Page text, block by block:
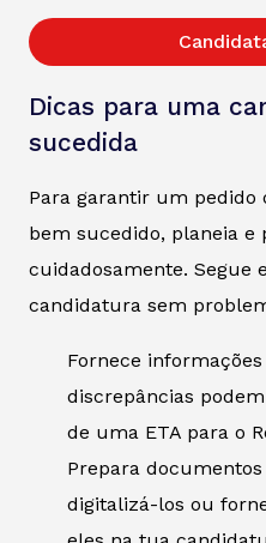
Dicas para uma
sucedida
Para garantir um pedido
bem sucedido, planeia e
cuidadosamente. Segue
candidatura sem
Fornece
discrepâncias
de uma ETA para o
Prepara
digitalizá-los ou